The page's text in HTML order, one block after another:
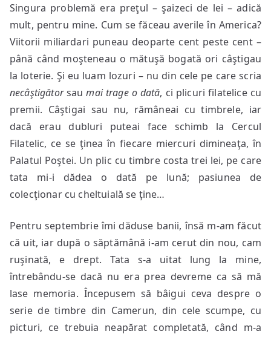
Singura problemă era preţul – şaizeci de lei – adică
mult, pentru mine. Cum se făceau averile în America?
Viitorii miliardari puneau deoparte cent peste cent –
până când moşteneau o mătuşă bogată ori câştigau
la loterie. Şi eu luam lozuri – nu din cele pe care scria
necâştigătorsaumai trage o dată, ci plicuri filatelice cu
premii. Câştigai sau nu, rămâneai cu timbrele, iar
dacă erau dubluri puteai face schimb la Cercul
Filatelic, ce se ţinea în fiecare miercuri dimineaţa, în
Palatul Poştei. Un plic cu timbre costa trei lei, pe care
tata mi-i dădea o dată pe lună; pasiunea de
colecţionar cu cheltuială se ţine…
Pentru septembrie îmi dăduse banii, însă m-am făcut
că uit, iar după o săptămână i-am cerut din nou, cam
ruşinată, e drept. Tata s-a uitat lung la mine,
întrebându-se dacă nu era prea devreme ca să mă
lase memoria. Începusem să bâigui ceva despre o
serie de timbre din Camerun, din cele scumpe, cu
picturi, ce trebuia neapărat completată, când m-a